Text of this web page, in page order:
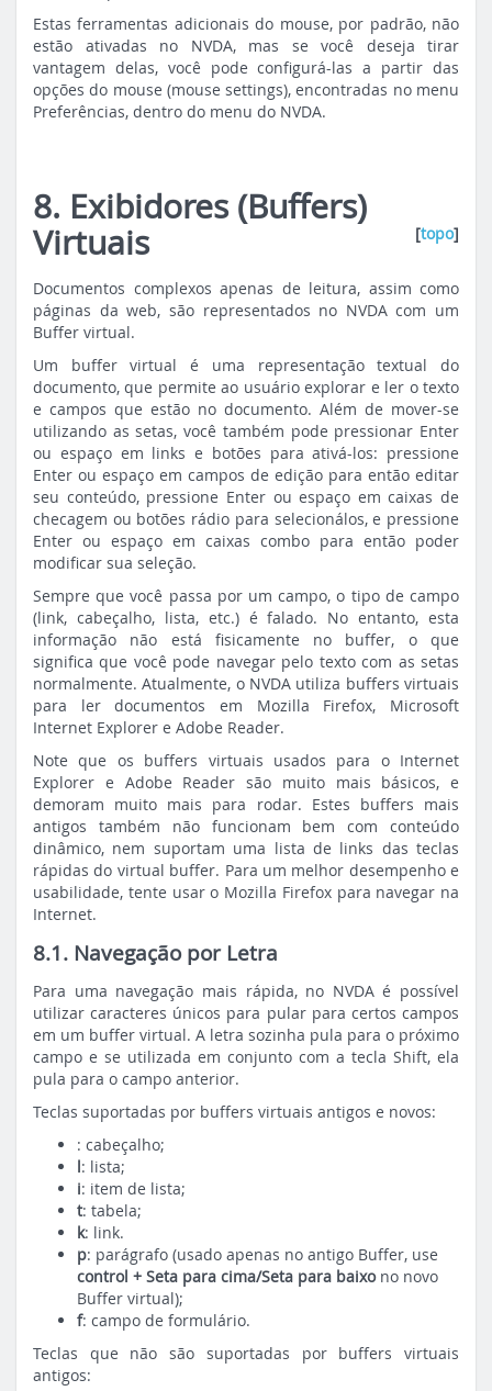
Estas ferramentas adicionais do mouse, por padrão, não
estão ativadas no NVDA, mas se você deseja tirar
vantagem delas, você pode configurá-las a partir das
opções do mouse (mouse settings), encontradas no menu
Preferências, dentro do menu do NVDA.
8. Exibidores (Buffers)
Virtuais
[topo]
Documentos complexos apenas de leitura, assim como
páginas da web, são representados no NVDA com um
Buffer virtual.
Um buffer virtual é uma representação textual do
documento, que permite ao usuário explorar e ler o texto
e campos que estão no documento. Além de mover-se
utilizando as setas, você também pode pressionar Enter
ou espaço em links e botões para ativá-los: pressione
Enter ou espaço em campos de edição para então editar
seu conteúdo, pressione Enter ou espaço em caixas de
checagem ou botões rádio para selecionálos, e pressione
Enter ou espaço em caixas combo para então poder
modificar sua seleção.
Sempre que você passa por um campo, o tipo de campo
(link, cabeçalho, lista, etc.) é falado. No entanto, esta
informação não está fisicamente no buffer, o que
significa que você pode navegar pelo texto com as setas
normalmente. Atualmente, o NVDA utiliza buffers virtuais
para ler documentos em Mozilla Firefox, Microsoft
Internet Explorer e Adobe Reader.
Note que os buffers virtuais usados para o Internet
Explorer e Adobe Reader são muito mais básicos, e
demoram muito mais para rodar. Estes buffers mais
antigos também não funcionam bem com conteúdo
dinâmico, nem suportam uma lista de links das teclas
rápidas do virtual buffer. Para um melhor desempenho e
usabilidade, tente usar o Mozilla Firefox para navegar na
Internet.
8.1. Navegação por Letra
Para uma navegação mais rápida, no NVDA é possível
utilizar caracteres únicos para pular para certos campos
em um buffer virtual. A letra sozinha pula para o próximo
campo e se utilizada em conjunto com a tecla Shift, ela
pula para o campo anterior.
Teclas suportadas por buffers virtuais antigos e novos:
: cabeçalho;
l: lista;
i: item de lista;
t: tabela;
k: link.
p: parágrafo (usado apenas no antigo Buffer, use
control + Seta para cima/Seta para baixo no novo
Buffer virtual);
f: campo de formulário.
Teclas que não são suportadas por buffers virtuais
antigos: